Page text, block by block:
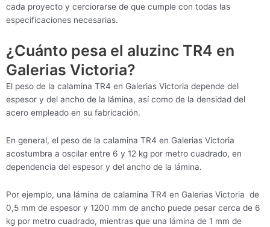
cada proyecto y cerciorarse de que cumple con todas las
especificaciones necesarias.
¿Cuánto pesa el aluzinc TR4 en
Galerias Victoria?
El peso de la calamina TR4 en Galerias Victoria depende del
espesor y del ancho de la lámina, así como de la densidad del
acero empleado en su fabricación.
En general, el peso de la calamina TR4 en Galerias Victoria
acostumbra a oscilar entre 6 y 12 kg por metro cuadrado, en
dependencia del espesor y del ancho de la lámina.
Por ejemplo, una lámina de calamina TR4 en Galerias Victoria de
0,5 mm de espesor y 1200 mm de ancho puede pesar cerca de 6
kg por metro cuadrado, mientras que una lámina de 1 mm de